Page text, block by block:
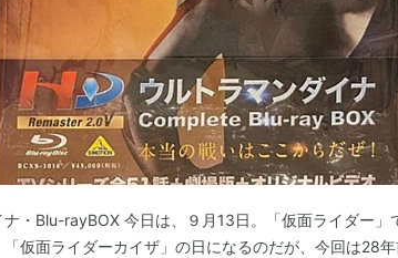
ナ・Blu-rayBOX 今日は、９月13日。「仮面ライダー」
仮面ライダーカイザ」の日になるのだが、今回は28年